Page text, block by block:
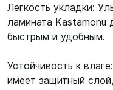
Легкость укладки:
ламината Kastamonu
быстрым и удобным.
Устойчивость к
имеет защитный